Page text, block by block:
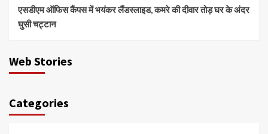
एसडीएम ऑफिस कैंपस में भयंकर लैंडस्लाइड, कमरे की दीवार तोड़ घर के अंदर
घुसी चट्टान
Web Stories
Categories